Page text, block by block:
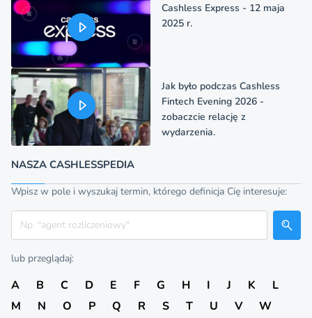
Cashless Express - 12 maja
2025 r.
Jak było podczas Cashless
Fintech Evening 2026 -
zobaczcie relację z
wydarzenia.
NASZA CASHLESSPEDIA
Wpisz w pole i wyszukaj termin, którego definicja Cię interesuje:
Szukaj
lub przeglądaj:
A B C D E F G H I J K
L
M
N O P Q R S T U V
W